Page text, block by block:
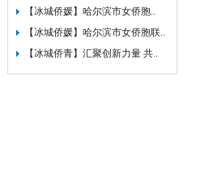
【冰城侨媛】哈尔滨市女侨胞..
【冰城侨媛】哈尔滨市女侨胞联..
【冰城侨青】汇聚创新力量 共..